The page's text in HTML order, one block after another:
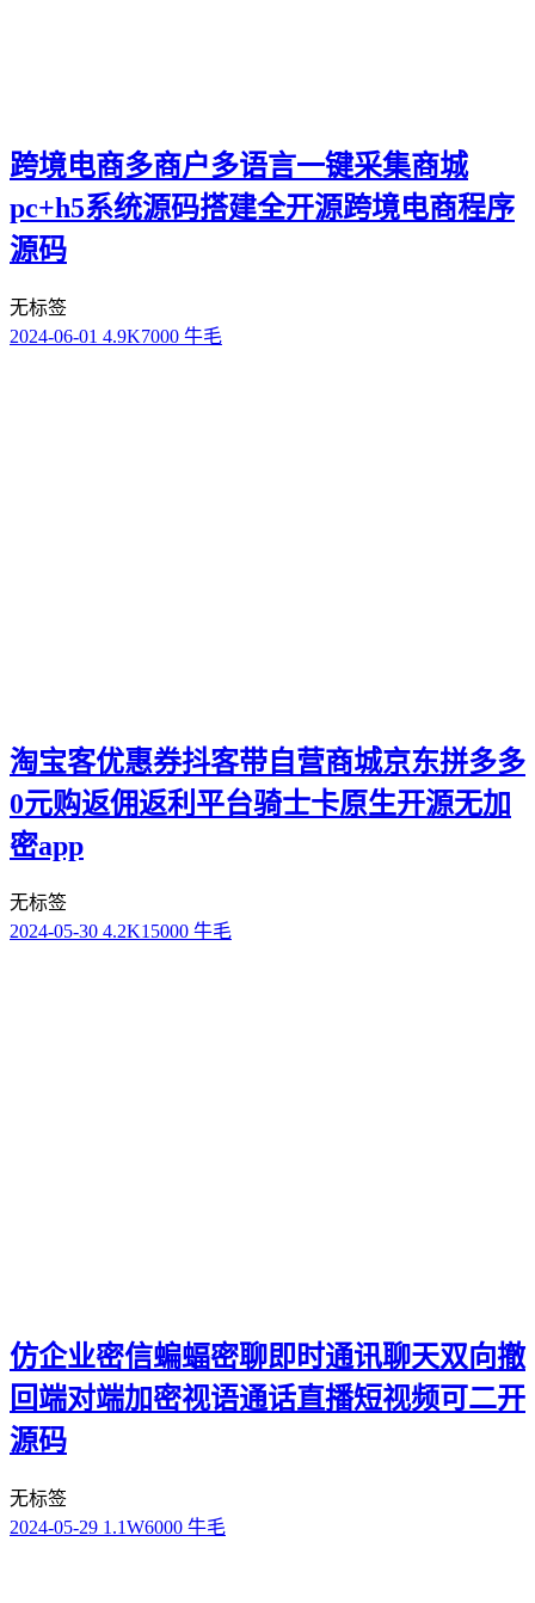
跨境电商多商户多语言一键采集商城
pc+h5系统源码搭建全开源跨境电商程序
源码
无标签
2024-06-01 4.9K7000 牛毛
淘宝客优惠券抖客带自营商城京东拼多多
0元购返佣返利平台骑士卡原生开源无加
密app
无标签
2024-05-30 4.2K15000 牛毛
仿企业密信蝙蝠密聊即时通讯聊天双向撤
回端对端加密视语通话直播短视频可二开
源码
无标签
2024-05-29 1.1W6000 牛毛